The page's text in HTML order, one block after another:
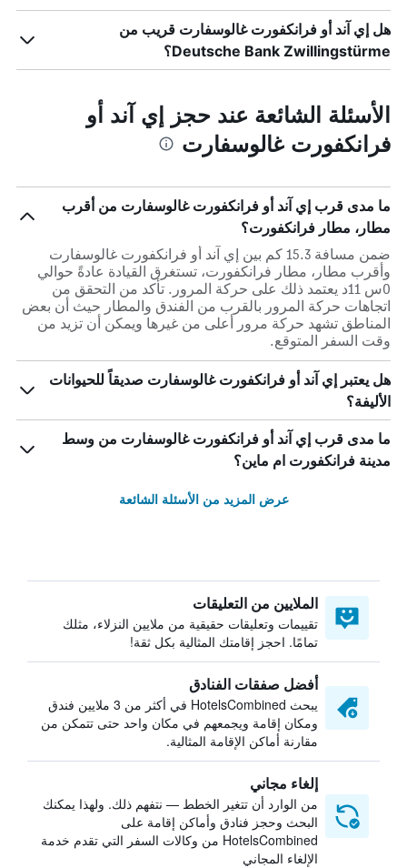
هل إي آند أو فرانكفورت غالوسفارت قريب من
Deutsche Bank Zwillingstürme؟
الأسئلة الشائعة عند حجز إي آند أو
فرانكفورت غالوسفارت
ما مدى قرب إي آند أو فرانكفورت غالوسفارت من أقرب
مطار، مطار فرانكفورت؟
ضمن مسافة 15.3 كم بين إي آند أو فرانكفورت غالوسفارت
وأقرب مطار، مطار فرانكفورت، تستغرق القيادة عادةً حوالي
0س 11د يعتمد ذلك على حركة المرور. تأكد من التحقق من
اتجاهات حركة المرور بالقرب من الفندق والمطار حيث أن بعض
المناطق تشهد حركة مرور أعلى من غيرها ويمكن أن تزيد من
وقت السفر المتوقع.
هل يعتبر إي آند أو فرانكفورت غالوسفارت صديقاً للحيوانات
الأليفة؟
ما مدى قرب إي آند أو فرانكفورت غالوسفارت من وسط
مدينة فرانكفورت ام ماين؟
عرض المزيد من الأسئلة الشائعة
الملايين من التعليقات
تقييمات وتعليقات حقيقية من ملايين النزلاء، مثلك
تمامًا. احجز إقامتك المثالية بكل ثقة!
أفضل صفقات الفنادق
يبحث HotelsCombined في أكثر من 3 ملايين فندق
ومكان إقامة ويجمعهم في مكان واحد حتى تتمكن من
مقارنة أماكن الإقامة المثالية.
إلغاء مجاني
من الوارد أن تتغير الخطط — نتفهم ذلك. ولهذا يمكنك
البحث وحجز فنادق وأماكن إقامة على
HotelsCombined من وكالات السفر التي تقدم خدمة
الإلغاء المجاني